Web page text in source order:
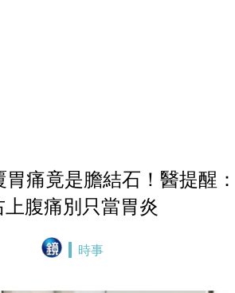
胃痛竟是膽結石！醫提醒
上腹痛別只當胃炎
時事